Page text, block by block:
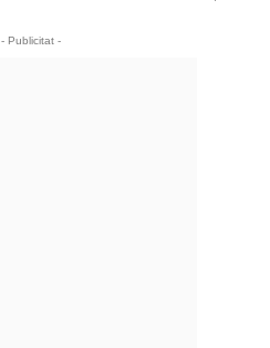
- Publicitat -